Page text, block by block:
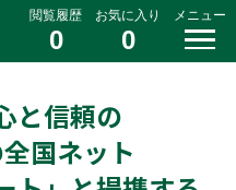
閲覧履歴
0
お気に入り
0
メニュー
と信頼の
国ネット